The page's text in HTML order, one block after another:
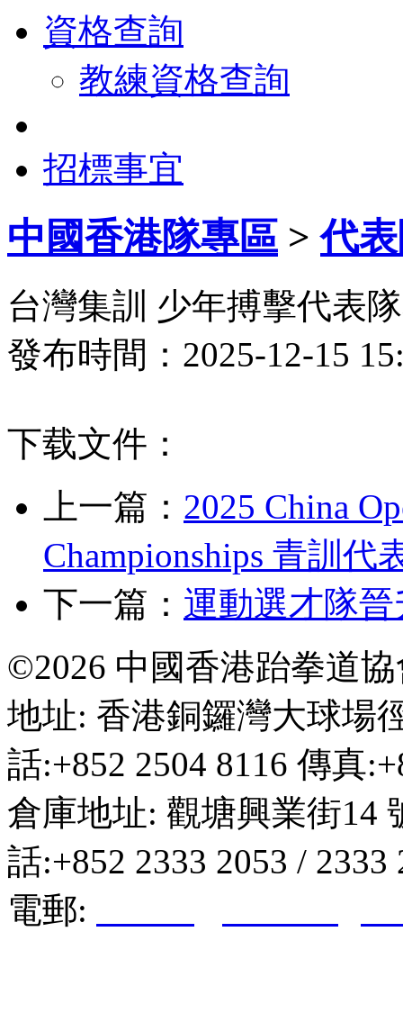
資格查詢
教練資格查詢
招標事宜
中國香港隊專區 >代
台灣集訓 少年搏擊代表
發布時間：2025-12-15
下载文件：
上一篇： 2025 China
Championships 青訓代
下一篇： 運動選才隊
©2026 中國香港跆拳道
地址: 香港銅鑼灣大球場
話:+852 2504 8116 傳真
倉庫地址: 觀塘興業街14
話:+852 2333 2053 /
電郵: